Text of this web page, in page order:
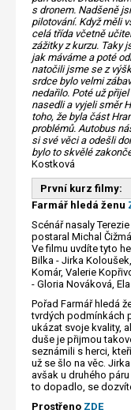
s dronem. Nadšeně
pilotování. Když měli
celá třída včetně
zážitky z kurzu. Taky
jak máváme a poté
natočili jsme se z
srdce bylo velmi
nedařilo. Poté už
nasedli a vyjeli směr
toho, že byla část
problémů. Autobus
si své věci a odešli
bylo to skvělé
Kostková
První kurz filmy:
Farmář hledá ženu
Scénář nasaly
postaral Michal
Ve filmu uvdíte tyto
Bilka - Jirka
Komár, Valerie
- Gloria Nováková,
Pořad Farmář hledá
tvrdých podmínkách
ukázat svoje kvality,
duše je přijmou
seznámili s herci,
už se šlo na věc.
avšak u druhého
to dopadlo, se
Prostřeno ZDE